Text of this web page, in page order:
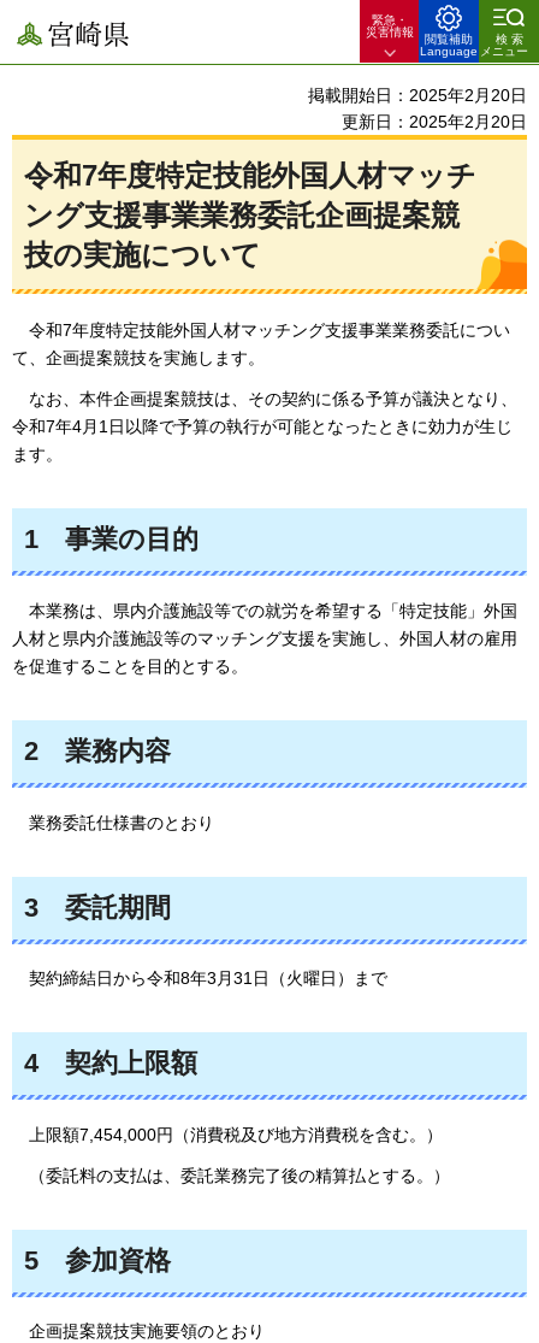
宮崎県
緊急・
災害情報
閲覧補助
Language
検索
メニュー
掲載開始日：2025年2月20日
更新日：2025年2月20日
令和7年度特定技能外国人材マッチ
ング支援事業業務委託企画提案競
技の実施について
令和7年度特定技能外国人材マッチング支援事業業務委託につい
て、企画提案競技を実施します。
なお、 本件企画提案競技は、その契約に係る予算が議決となり、
令和7年4月1日以降で予算の執行が可能となったときに効力が生じ
ます。
1 事業の目的
本業務は、 県内介護施設等での就労を希望する「特定技能」外国
人材と県内介護施設等のマッチング支援を実施し、外国人材の雇用
を促進することを目的とする。
2 業務内容
業務委託仕様書のとおり
3 委託期間
契約締結日から令和8年3月31日（火曜日）まで
4 契約上限額
上限額7 ,454,000円（消費税及び地方消費税を含む。）
（委託料の支払は、委託業務完了後の精算払とする。）
5 参加資格
企画提案競技実施要領のとおり